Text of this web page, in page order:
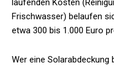
laufenden Kosten
Frischwasser) belaufen
etwa 300 bis 1.000 Euro
Wer eine